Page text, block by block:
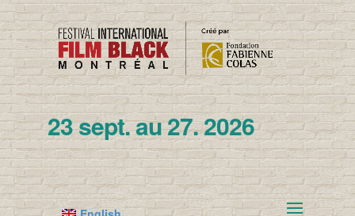
23 sept. au 27. 2026